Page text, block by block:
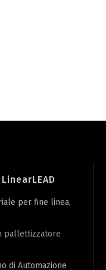
per fine linea,
pallettizzatore
di Automazione